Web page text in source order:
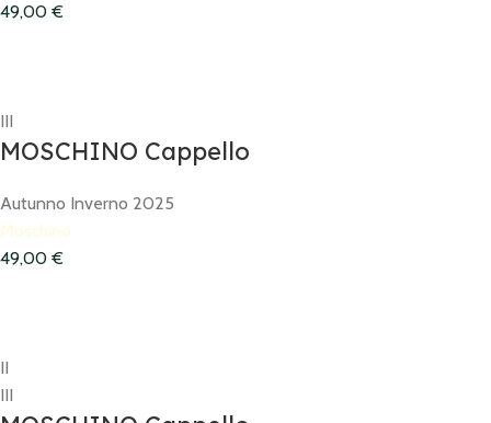
49,00 €
III
MOSCHINO Cappello
Autunno Inverno 2025
Moschino
49,00 €
II
III